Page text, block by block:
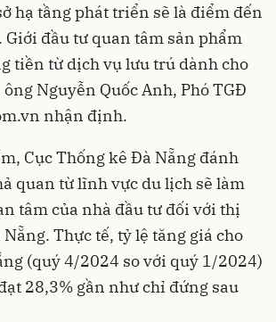
hạ tầng phát triển sẽ là điểm đến
Giới đầu tư quan tâm sản phẩm
tiền từ dịch vụ lưu trú dành cho
Nguyễn Quốc Anh, Phó TGĐ
nhận định.
Cục Thống kê Đà Nẵng đánh
quan từ lĩnh vực du lịch sẽ làm
tâm của nhà đầu tư đối với thị
Thực tế, tỷ lệ tăng giá cho
(quý 4/2024 so với quý 1/2024)
28,3% gần như chỉ đứng sau